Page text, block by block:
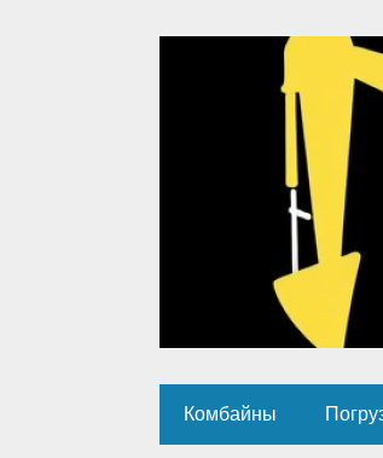
Комбайны